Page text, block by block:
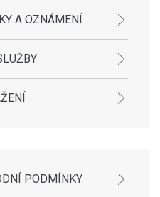
A OZNÁMENÍ
PODMÍNKY